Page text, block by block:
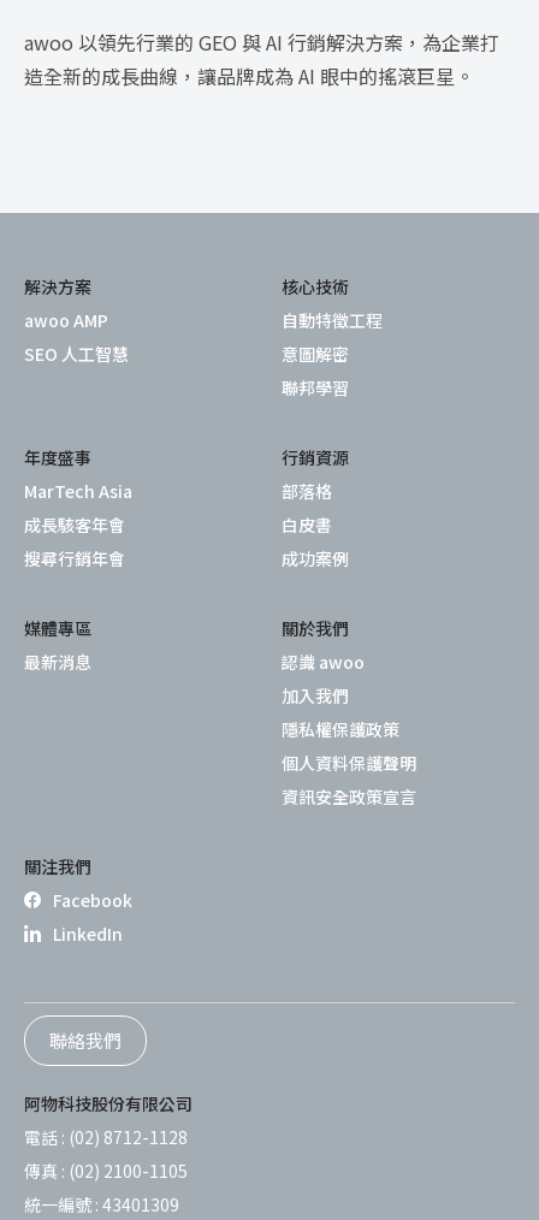
awoo 以領先行業的 GEO 與 AI 行銷解決方案，為企業打
造全新的成長曲線，讓品牌成為 AI 眼中的搖滾巨星。
解決方案
awoo AMP
SEO 人工智慧
核心技術
自動特徵工程
意圖解密
聯邦學習
年度盛事
MarTech Asia
成長駭客年會
搜尋行銷年會
行銷資源
部落格
白皮書
成功案例
媒體專區
最新消息
關於我們
認識 awoo
加入我們
隱私權保護政策
個人資料保護聲明
資訊安全政策宣言
關注我們
Facebook
LinkedIn
聯絡我們
阿物科技股份有限公司
電話 : (02) 8712-1128
傳真 : (02) 2100-1105
統一編號 : 43401309